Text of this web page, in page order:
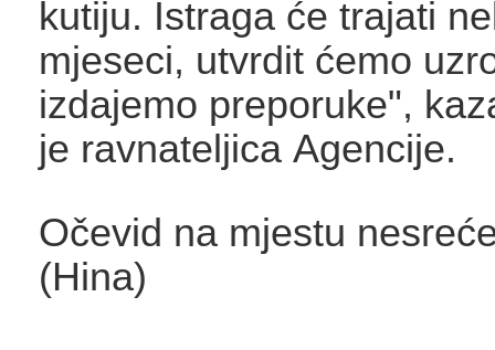
kutiju. Istraga će trajati
mjeseci, utvrdit ćemo
izdajemo preporuke",
je ravnateljica Agencije.
Očevid na mjestu
(Hina)